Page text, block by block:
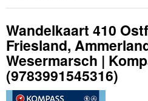
Wandelkaart 410
Friesland,
Wesermarsch |
(9783991545316)